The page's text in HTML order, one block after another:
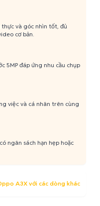
và góc nhìn tốt, đủ
cơ bản.
5MP đáp ứng nhu cầu chụp
việc và cá nhân trên cùng
ngân sách hạn hẹp hoặc
A3X với các dòng khác